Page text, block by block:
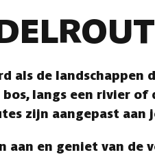
als de landschappen
langs een rivier
zijn aangepast aan
aan en geniet van de